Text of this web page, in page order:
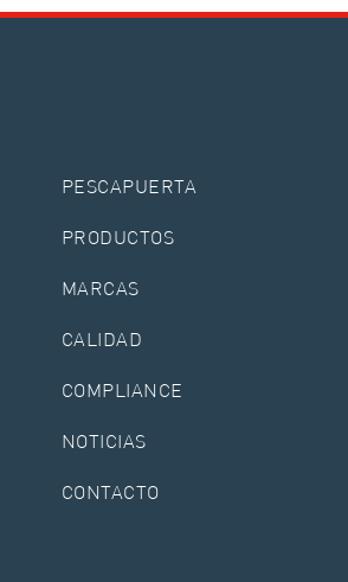
PESCAPUERTA
PRODUCTOS
MARCAS
CALIDAD
COMPLIANCE
NOTICIAS
CONTACTO